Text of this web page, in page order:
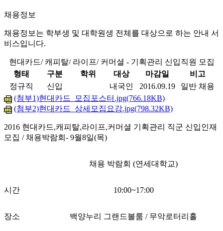
채용정보
채용정보는 학부생 및 대학원생 전체를 대상으로 하는 안내 서
비스입니다.
현대카드/ 캐피탈/ 라이프/ 커머셜 - 기획관리 신입직원 모집
형태
구분 학위 대상 마감일
비고
정규직
신입 내국인 2016.09.19
일반 채용
(첨부1)현대카드_모집포스터.jpg(766.18KB)
(첨부2)현대카드_상세모집요강.jpg(798.32KB)
2016 현대카드,캐피탈,라이프,커머셜 기획관리 직군 신입인재
모집 / 채용박람회- 9월8일(목)
채용 박람회 (연세대학교)
시간 10:00~17:00
장소 백양누리 그랜드볼룸 / 무악로터리홀